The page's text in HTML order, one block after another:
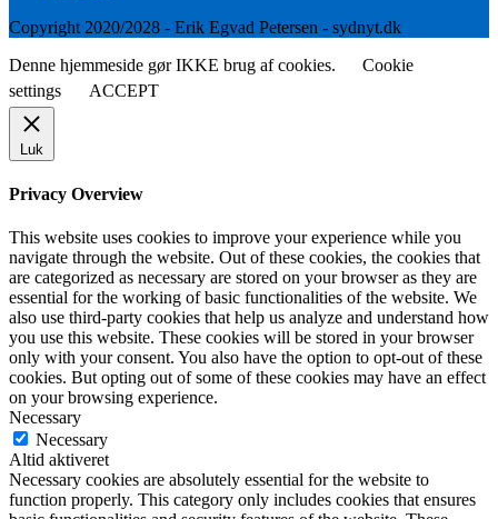
Copyright 2020/2028 - Erik Egvad Petersen - sydnyt.dk
Denne hjemmeside gør IKKE brug af cookies.
Cookie
settings
ACCEPT
Luk
Privacy Overview
This website uses cookies to improve your experience while you
navigate through the website. Out of these cookies, the cookies that
are categorized as necessary are stored on your browser as they are
essential for the working of basic functionalities of the website. We
also use third-party cookies that help us analyze and understand how
you use this website. These cookies will be stored in your browser
only with your consent. You also have the option to opt-out of these
cookies. But opting out of some of these cookies may have an effect
on your browsing experience.
Necessary
Necessary
Altid aktiveret
Necessary cookies are absolutely essential for the website to
function properly. This category only includes cookies that ensures